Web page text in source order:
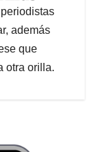
además
que
otra orilla.